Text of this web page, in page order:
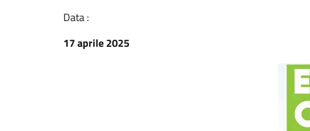
Data :
17 aprile 2025